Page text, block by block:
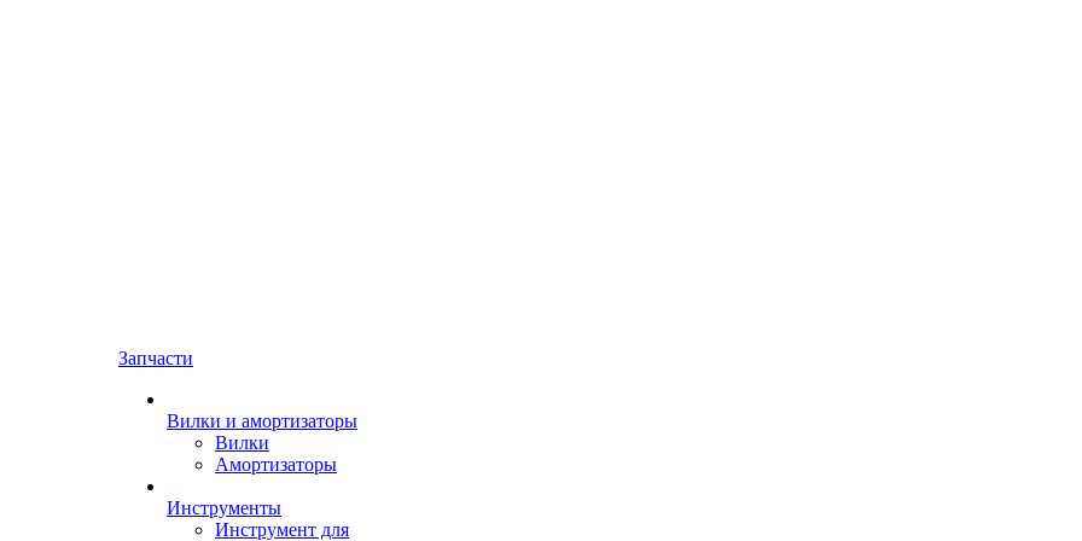
Запчасти
Вилки и амортизаторы
Вилки
Амортизаторы
Инструменты
Инструмент для